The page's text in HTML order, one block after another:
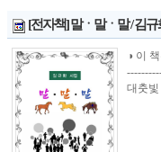
[전자책] 말ㆍ말ㆍ말 / 김규
◑ 이
대춧